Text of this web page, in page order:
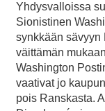
Yhdysvalloissa
Sionistinen
synkkään sävyyn
väittämän
Washington
vaativat jo
pois Ranskasta.